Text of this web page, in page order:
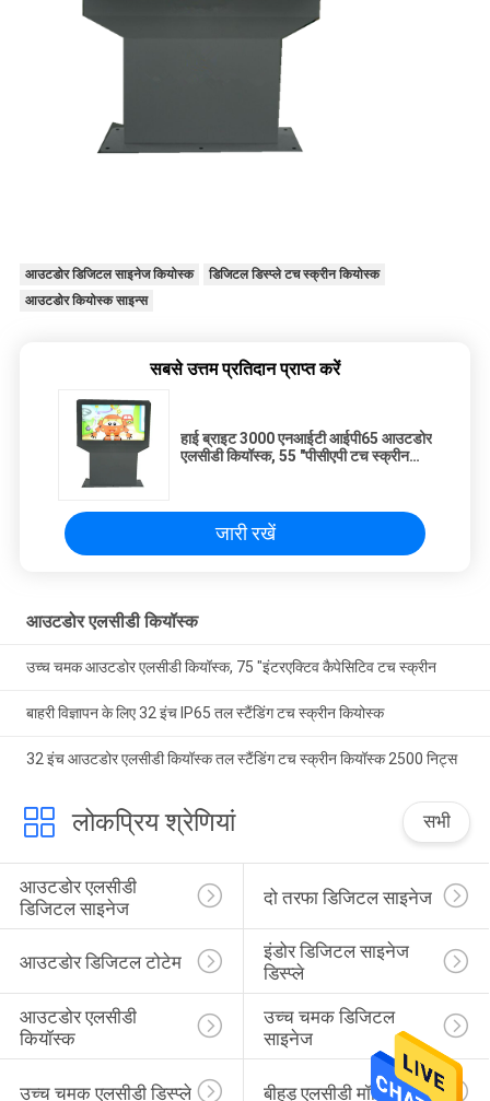
आउटडोर डिजिटल साइनेज कियोस्क
डिजिटल डिस्प्ले टच स्क्रीन कियोस्क
आउटडोर कियोस्क साइन्स
सबसे उत्तम प्रतिदान प्राप्त करें
हाई ब्राइट 3000 एनआईटी आईपी65 आउटडोर
एलसीडी कियॉस्क, 55 "पीसीएपी टच स्क्रीन
जारी रखें
आउटडोर एलसीडी कियॉस्क
उच्च चमक आउटडोर एलसीडी कियॉस्क, 75 "इंटरएक्टिव कैपेसिटिव टच स्क्रीन
बाहरी विज्ञापन के लिए 32 इंच IP65 तल स्टैंडिंग टच स्क्रीन कियोस्क
32 इंच आउटडोर एलसीडी कियॉस्क तल स्टैंडिंग टच स्क्रीन कियॉस्क 2500 निट्स
लोकप्रिय श्रेणियां सभी
आउटडोर एलसीडी
डिजिटल साइनेज
दो तरफा डिजिटल साइनेज
आउटडोर डिजिटल टोटेम
इंडोर डिजिटल साइनेज
डिस्प्ले
आउटडोर एलसीडी
कियॉस्क
उच्च चमक डिजिटल
साइनेज
उच्च चमक एलसीडी डिस्प्ले बीहड़ एलसीडी मॉनिटर